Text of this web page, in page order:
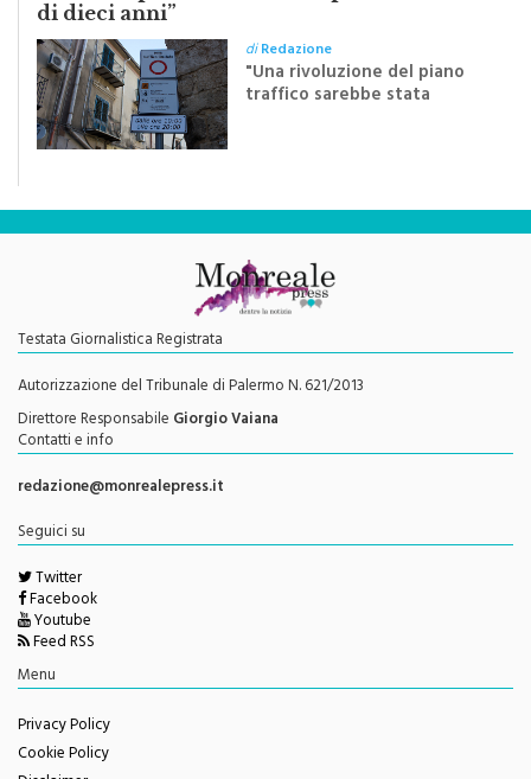
“Il nuovo piano traffico? Un passo indietro
di dieci anni”
diRedazione
"Una rivoluzione del piano
Testata Giornalistica Registrata
Autorizzazione del Tribunale di Palermo N. 621/2013
Direttore ResponsabileGiorgio Vaiana
Contatti e info
redazione@monrealepress.it
Seguici su
Twitter
Facebook
Youtube
Feed RSS
Privacy Policy